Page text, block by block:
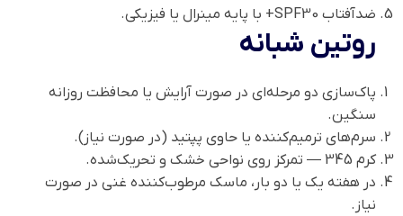
ضدآفتاب SPF30+ با پایه مینرال یا فیزیکی.
روتین شبانه
پاک‌سازی دو مرحله‌ای در صورت آرایش یا محافظت روزانه
سنگین.
سرم‌های ترمیم‌کننده یا حاوی پپتید (در صورت نیاز).
کرم 345 — تمرکز روی نواحی خشک و تحریک‌شده.
در هفته یک یا دو بار، ماسک مرطوب‌کننده غنی در صورت
نیاز.